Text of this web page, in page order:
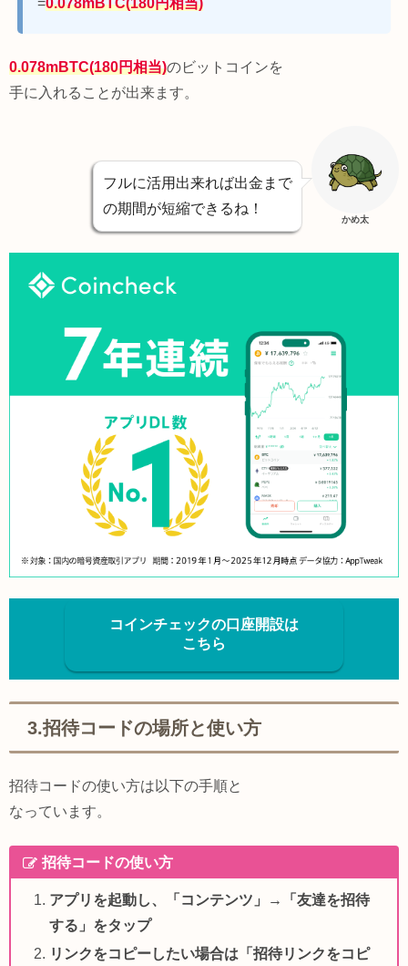
=0.078mBTC(180円相当)
0.078mBTC(180円相当)のビットコインを
手に入れることが出来ます。
フルに活用出来れば出金まで
の期間が短縮できるね！
かめ太
コインチェックの口座開設は
こちら
3.招待コードの場所と使い方
招待コードの使い方は以下の手順と
なっています。
招待コードの使い方
アプリを起動し、「コンテンツ」→「友達を招待
する」をタップ
リンクをコピーしたい場合は「招待リンクをコピ